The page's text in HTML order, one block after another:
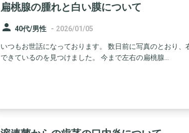
扁桃腺の腫れと白い膜について
person 40代/男性 - 2026/01/05
いつもお世話になっております。 数日前に写真のとおり
できているのを見つけました。 今まで左右の扁桃腺...